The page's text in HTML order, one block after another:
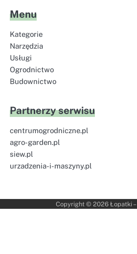
Menu
Kategorie
Narzędzia
Usługi
Ogrodnictwo
Budownictwo
Partnerzy serwisu
centrumogrodniczne.pl
agro-garden.pl
siew.pl
urzadzenia-i-maszyny.pl
Copyright © 2026 Łopatki